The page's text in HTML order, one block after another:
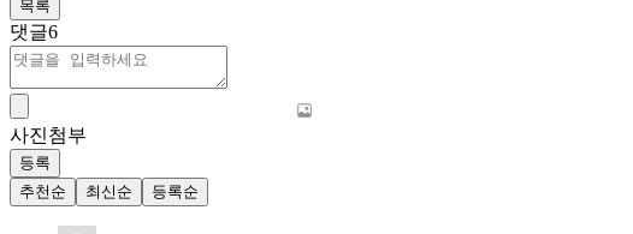
목록
댓글6
사진첨부
등록
추천순
최신순 등록순